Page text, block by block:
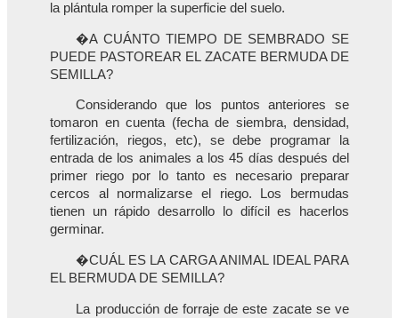
la plántula romper la superficie del suelo.
�A CUÁNTO TIEMPO DE SEMBRADO SE
PUEDE PASTOREAR EL ZACATE BERMUDA DE
SEMILLA?
Considerando que los puntos anteriores se
tomaron en cuenta (fecha de siembra, densidad,
fertilización, riegos, etc), se debe programar la
entrada de los animales a los 45 días después del
primer riego por lo tanto es necesario preparar
cercos al normalizarse el riego. Los bermudas
tienen un rápido desarrollo lo difícil es hacerlos
germinar.
�CUÁL ES LA CARGA ANIMAL IDEAL PARA
EL BERMUDA DE SEMILLA?
La producción de forraje de este zacate se ve